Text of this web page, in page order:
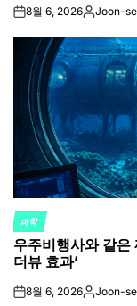
on8월 6, 2026Posted
Joon-
POSTED
IN
과학
우주비행사와 같
더뷰 효과’
on8월 6, 2026Posted
Joon-